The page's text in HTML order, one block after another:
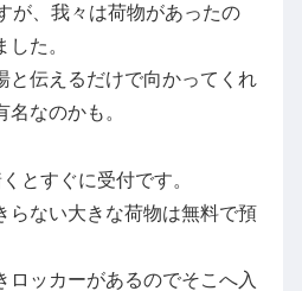
が、我々は荷物があったの
た。
と伝えるだけで向かってくれ
なのかも。
とすぐに受付です。
らない大きな荷物は無料で預
ロッカーがあるのでそこへ入